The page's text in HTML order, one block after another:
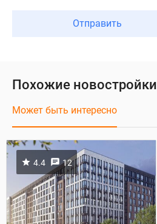
Отправить
Похожие новостройки
Может быть интересно
4.4 12